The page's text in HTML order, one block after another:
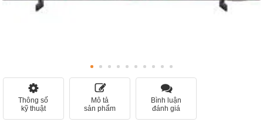
Thông số
kỹ thuật
Mô tả
sản phẩm
Bình luận
đánh giá